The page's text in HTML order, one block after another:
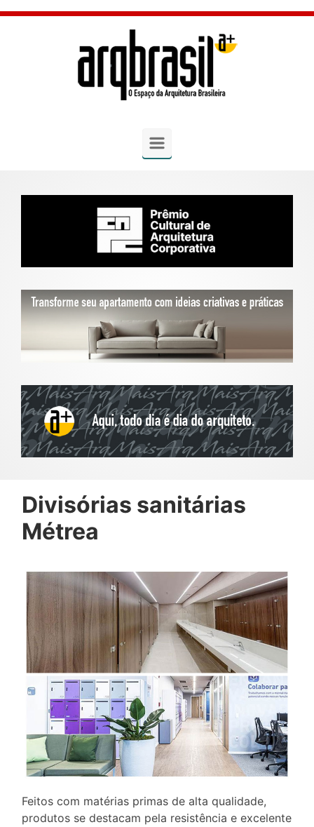
Skip to main content
Divisórias sanitárias
Métrea
Feitos com matérias primas de alta qualidade,
produtos se destacam pela resistência e excelente